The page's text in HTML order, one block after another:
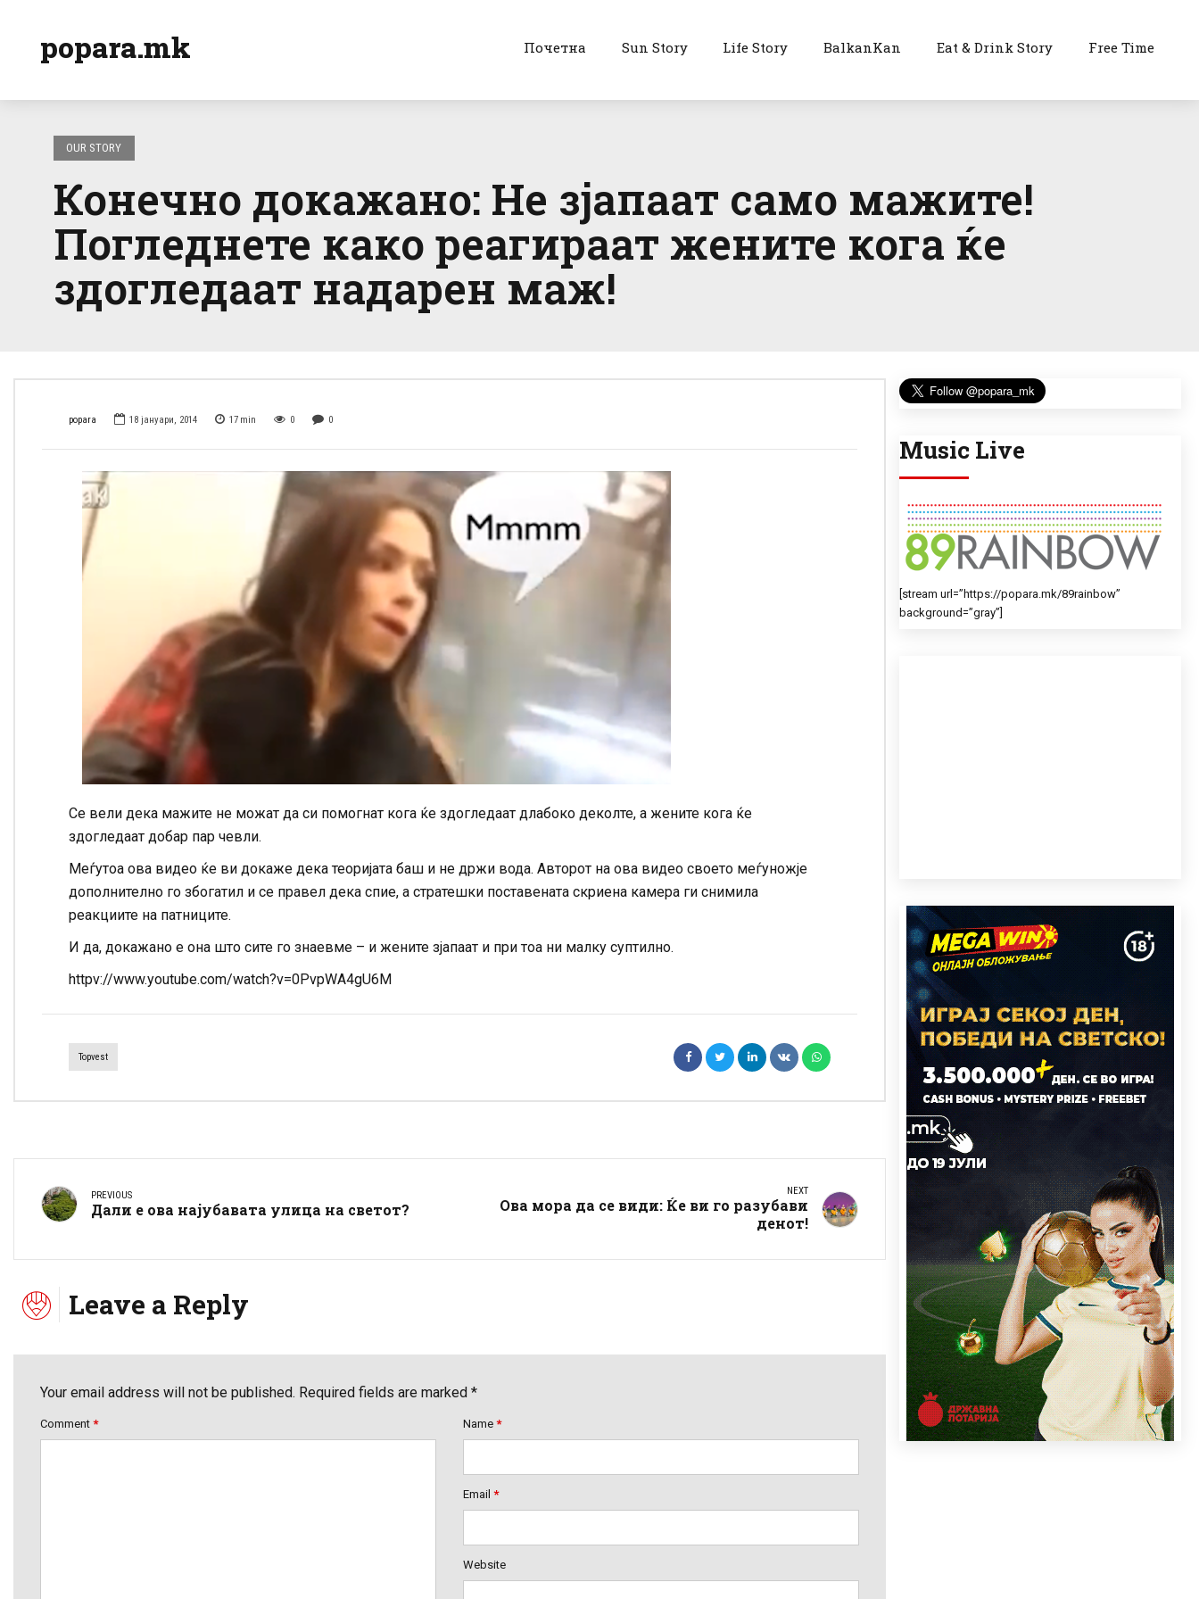
popara.mk Почетна Sun Story Life Story BalkanKan Eat & Drink Story Free Time
OUR STORY
Конечно докажано: Не зјапаат само мажите!
Погледнете како реагираат жените кога ќе
здогледаат надарен маж!
popara 18 јануари, 2014 17 min 0 0
Се вели дека мажите не можат да си помогнат кога ќе здогледаат длабоко деколте, а жените кога ќе
здогледаат добар пар чевли.
Меѓутоа ова видео ќе ви докаже дека теоријата баш и не држи вода. Авторот на ова видео своето меѓуножје
дополнително го збогатил и се правел дека спие, а стратешки поставената скриена камера ги снимила
реакциите на патниците.
И да, докажано е она што сите го знаевме – и жените зјапаат и при тоа ни малку суптилно.
httpv://www.youtube.com/watch?v=0PvpWA4gU6M
Topvest
PREVIOUS
Дали е ова најубавата улица на светот?
NEXT
Ова мора да се види: Ќе ви го разубави
денот!
Leave a Reply
Your email address will not be published. Required fields are marked *
Comment * Name *
Email *
Website
Music Live
[stream url=”https://popara.mk/89rainbow”
background=”gray”]